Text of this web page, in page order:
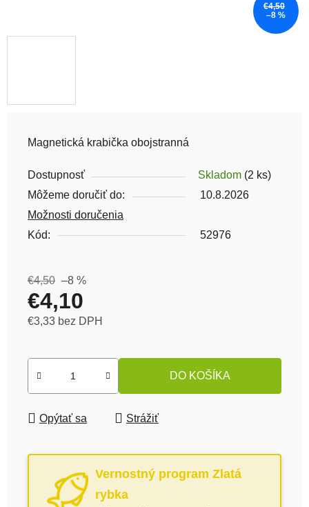
Magnetická krabička obojstranná
Dostupnosť Skladom (2 ks)
Môžeme doručiť do:
10.8.2026
Možnosti doručenia
Kód:
52976
€4,50 –8 %
€4,10
€3,33 bez DPH
DO KOŠÍKA
Opýtať sa Strážiť
Vernostný program Zlatá
rybka
€4,50
–8 %